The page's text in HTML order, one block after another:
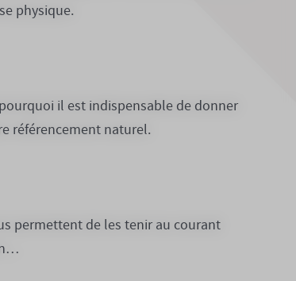
physique.
il est indispensable de donner
référencement naturel.
permettent de les tenir au courant